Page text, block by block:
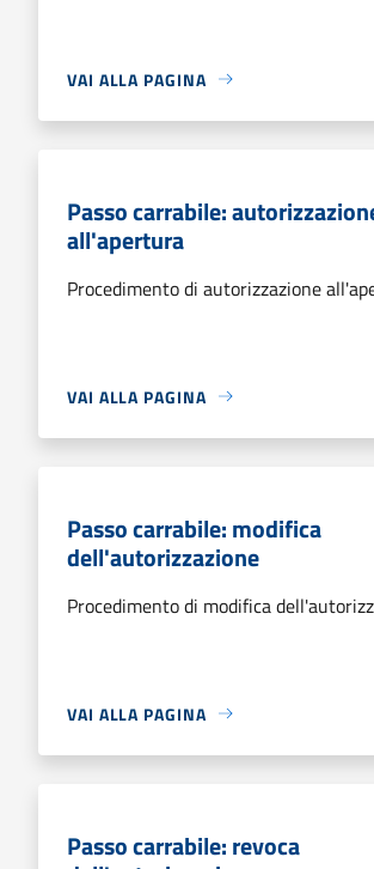
VAI ALLA PAGINA
Passo carrabile:
all'apertura
Procedimento di autorizzazione
VAI ALLA PAGINA
Passo carrabile: modifica
dell'autorizzazione
Procedimento di modifica
VAI ALLA PAGINA
Passo carrabile: revoca